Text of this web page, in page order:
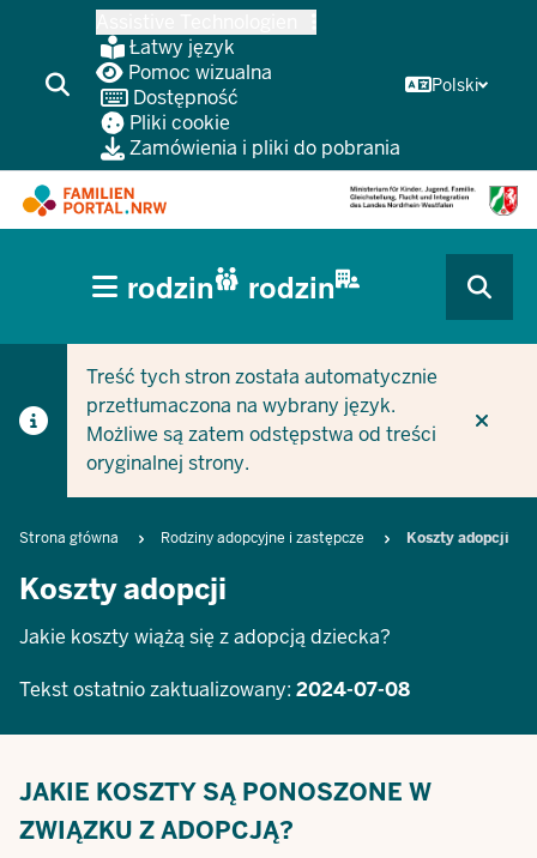
głównej
Łatwy język
Pomoc wizualna
Dostępność
Pliki cookie
Zamówienia i pliki do pobrania
Polski
CURRENT SECTION DLA FIRM/GMIN
CURRENT SECTION DLA RODZIN
HAUPTNAVIGATION
(BÜRGERBEREICH
rodzin rodzin
Treść tych stron została automatycznie
przetłumaczona na wybrany język.
Możliwe są zatem odstępstwa od treści
oryginalnej strony.
Breadcrumb
Strona główna Rodziny adopcyjne i zastępcze Koszty adopcji
Koszty adopcji
Jakie koszty wiążą się z adopcją dziecka?
Tekst ostatnio zaktualizowany: 2024-07-08
JAKIE KOSZTY SĄ PONOSZONE W
ZWIĄZKU Z ADOPCJĄ?